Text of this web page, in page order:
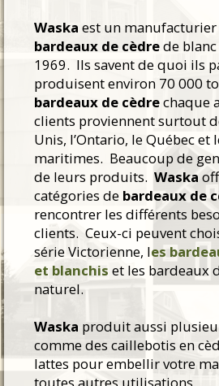
Waska est un
bardeaux de cèdrede
1969. Ils savent de quoi ils
produisent environ 70 000
bardeaux de cèdrechaque
clients proviennent surtout
Unis, l’Ontario, le Québec et
maritimes. Beaucoup de
de leurs produits.Waska
catégories de bardeaux de
rencontrer les différents
clients. Ceux-ci peuvent
série Victorienne, les
et blanchis et les bardeaux
naturel.
Waska produit aussi
comme des caillebotis en
lattes pour embellir votre
toutes autres utilisations.